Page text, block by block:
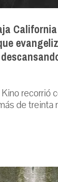
recorrió
de treinta